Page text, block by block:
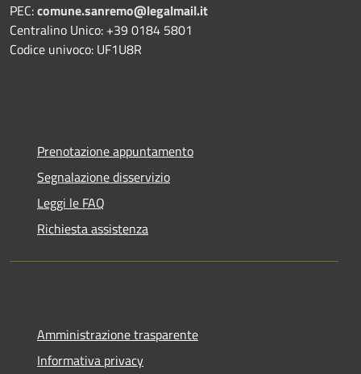
PEC:comune.sanremo@legalmail.it
Centralino Unico: +39 0184 5801
Codice univoco: UF1U8R
Prenotazione appuntamento
Segnalazione disservizio
Leggi le FAQ
Richiesta assistenza
Amministrazione trasparente
Informativa privacy